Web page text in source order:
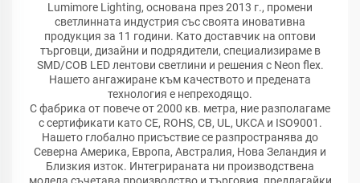
Lumimore Lighting, основана през 2013 г., промени
светлинната индустрия със своята иновативна
продукция за 11 години. Като доставчик на оптови
търговци, дизайни и подрядители, специализираме в
SMD/COB LED лентови светлини и решения с Neon flex.
Нашето ангажиране към качеството и предената
технология е непреходящо.
С фабрика от повече от 2000 кв. метра, ние разполагаме
с сертификати като CE, ROHS, CB, UL, UKCA и ISO9001.
Нашето глобално присъствие се разпространява до
Северна Америка, Европа, Австралия, Нова Зеландия и
Близкия изток. Интегрираната ни производствена